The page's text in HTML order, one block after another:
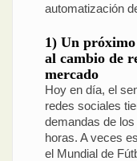
automatización
1) Un
al cambio de
mercado
Hoy en día, el
redes sociales
demandas de
horas. A veces
el Mundial de